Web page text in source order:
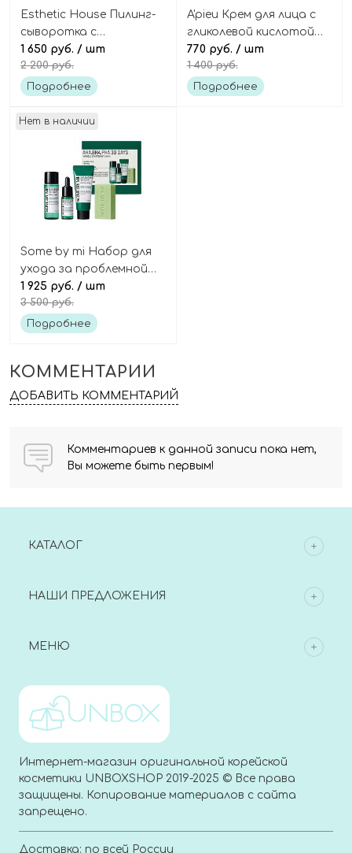
Esthetic House Пилинг-
сыворотка с
кислотами Toxheal red
glycol peeling serum
1 650 руб. / шт
2 200 руб.
Подробнее
A'pieu Крем для лица с
гликолевой кислотой
Glycolic acid cream
770 руб. / шт
1 400 руб.
Подробнее
Нет в наличии
Some by mi Набор для
ухода за проблемной
кожей с кислотами AHA
BHA PHA 30 days miracle
starter kit
1 925 руб. / шт
3 500 руб.
Подробнее
КОММЕНТАРИИ
ДОБАВИТЬ КОММЕНТАРИЙ
Комментариев к данной записи пока нет,
Вы можете быть первым!
КАТАЛОГ
НАШИ ПРЕДЛОЖЕНИЯ
МЕНЮ
Интернет-магазин оригинальной корейской
косметики UNBOXSHOP 2019-2025 © Все права
защищены. Копирование материалов с сайта
запрещено.
Доставка: по всей России